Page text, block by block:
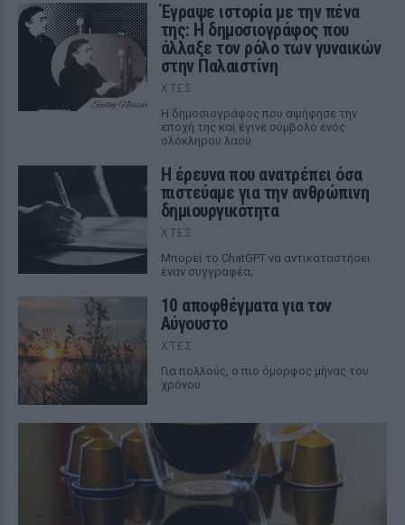
Έγραψε ιστορία με την πένα
της: Η δημοσιογράφος που
άλλαξε τον ρόλο των γυναικών
στην Παλαιστίνη
ΧΤΕΣ
Η δημοσιογράφος που αψήφησε την
εποχή της και έγινε σύμβολο ενός
ολόκληρου λαού
Η έρευνα που ανατρέπει όσα
πιστεύαμε για την ανθρώπινη
δημιουργικότητα
ΧΤΕΣ
Mπορεί το ChatGPT να αντικαταστήσει
έναν συγγραφέα;
10 αποφθέγματα για τον
Αύγουστο
ΧΤΕΣ
Για πολλούς, ο πιο όμορφος μήνας του
χρόνου